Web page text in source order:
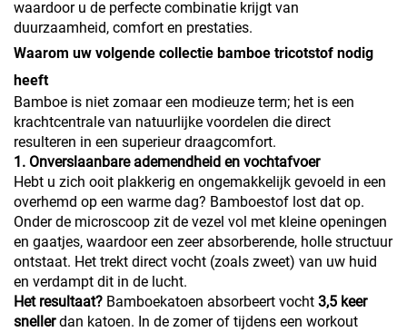
waardoor u de perfecte combinatie krijgt van
duurzaamheid, comfort en prestaties.
Waarom uw volgende collectie bamboe tricotstof nodig
heeft
Bamboe is niet zomaar een modieuze term; het is een
krachtcentrale van natuurlijke voordelen die direct
resulteren in een superieur draagcomfort.
1. Onverslaanbare ademendheid en vochtafvoer
Hebt u zich ooit plakkerig en ongemakkelijk gevoeld in een
overhemd op een warme dag? Bamboestof lost dat op.
Onder de microscoop zit de vezel vol met kleine openingen
en gaatjes, waardoor een zeer absorberende, holle structuur
ontstaat. Het trekt direct vocht (zoals zweet) van uw huid
en verdampt dit in de lucht.
Het resultaat? Bamboekatoen absorbeert vocht 3,5 keer
snellerdan katoen. In de zomer of tijdens een workout